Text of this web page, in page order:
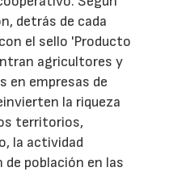
detrás de cada
el sello 'Producto
agricultores y
en empresas de
la riqueza
territorios,
la actividad
población en las